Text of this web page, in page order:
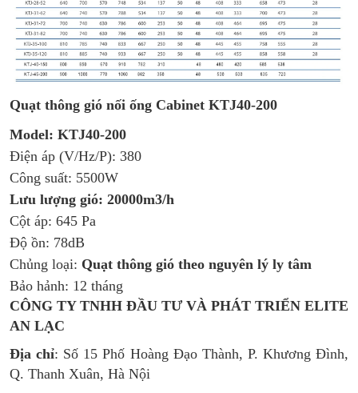
Quạt thông gió nối ống Cabinet KTJ40-200
Model: KTJ40-200
Điện áp (V/Hz/P): 380
Công suất: 5500W
Lưu lượng gió: 20000m3/h
Cột áp: 645 Pa
Độ ồn: 78dB
Chủng loại: Quạt thông gió theo nguyên lý ly tâm
Bảo hảnh: 12 tháng
CÔNG TY TNHH ĐẦU TƯ VÀ PHÁT TRIỂN ELITE
AN LẠC
Địa chỉ: Số 15 Phố Hoàng Đạo Thành, P. Khương Đình,
Q. Thanh Xuân, Hà Nội